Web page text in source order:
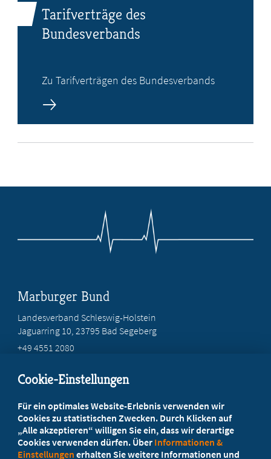
Tarifverträge des
Bundesverbands
Zu Tarifverträgen des Bundesverbands
Marburger Bund
Landesverband Schleswig-Holstein
Jaguarring 10, 23795 Bad Segeberg
+49 4551 2080
Ihr Landesverband berät Sie!
Ansprechpartner
Cookie-Einstellungen
Für ein optimales Website-Erlebnis verwenden wir
Cookies zu statistischen Zwecken. Durch Klicken auf
„Alle akzeptieren“ willigen Sie ein, dass wir derartige
Cookies verwenden dürfen. Über Informationen &
Einstellungen erhalten Sie weitere Informationen und